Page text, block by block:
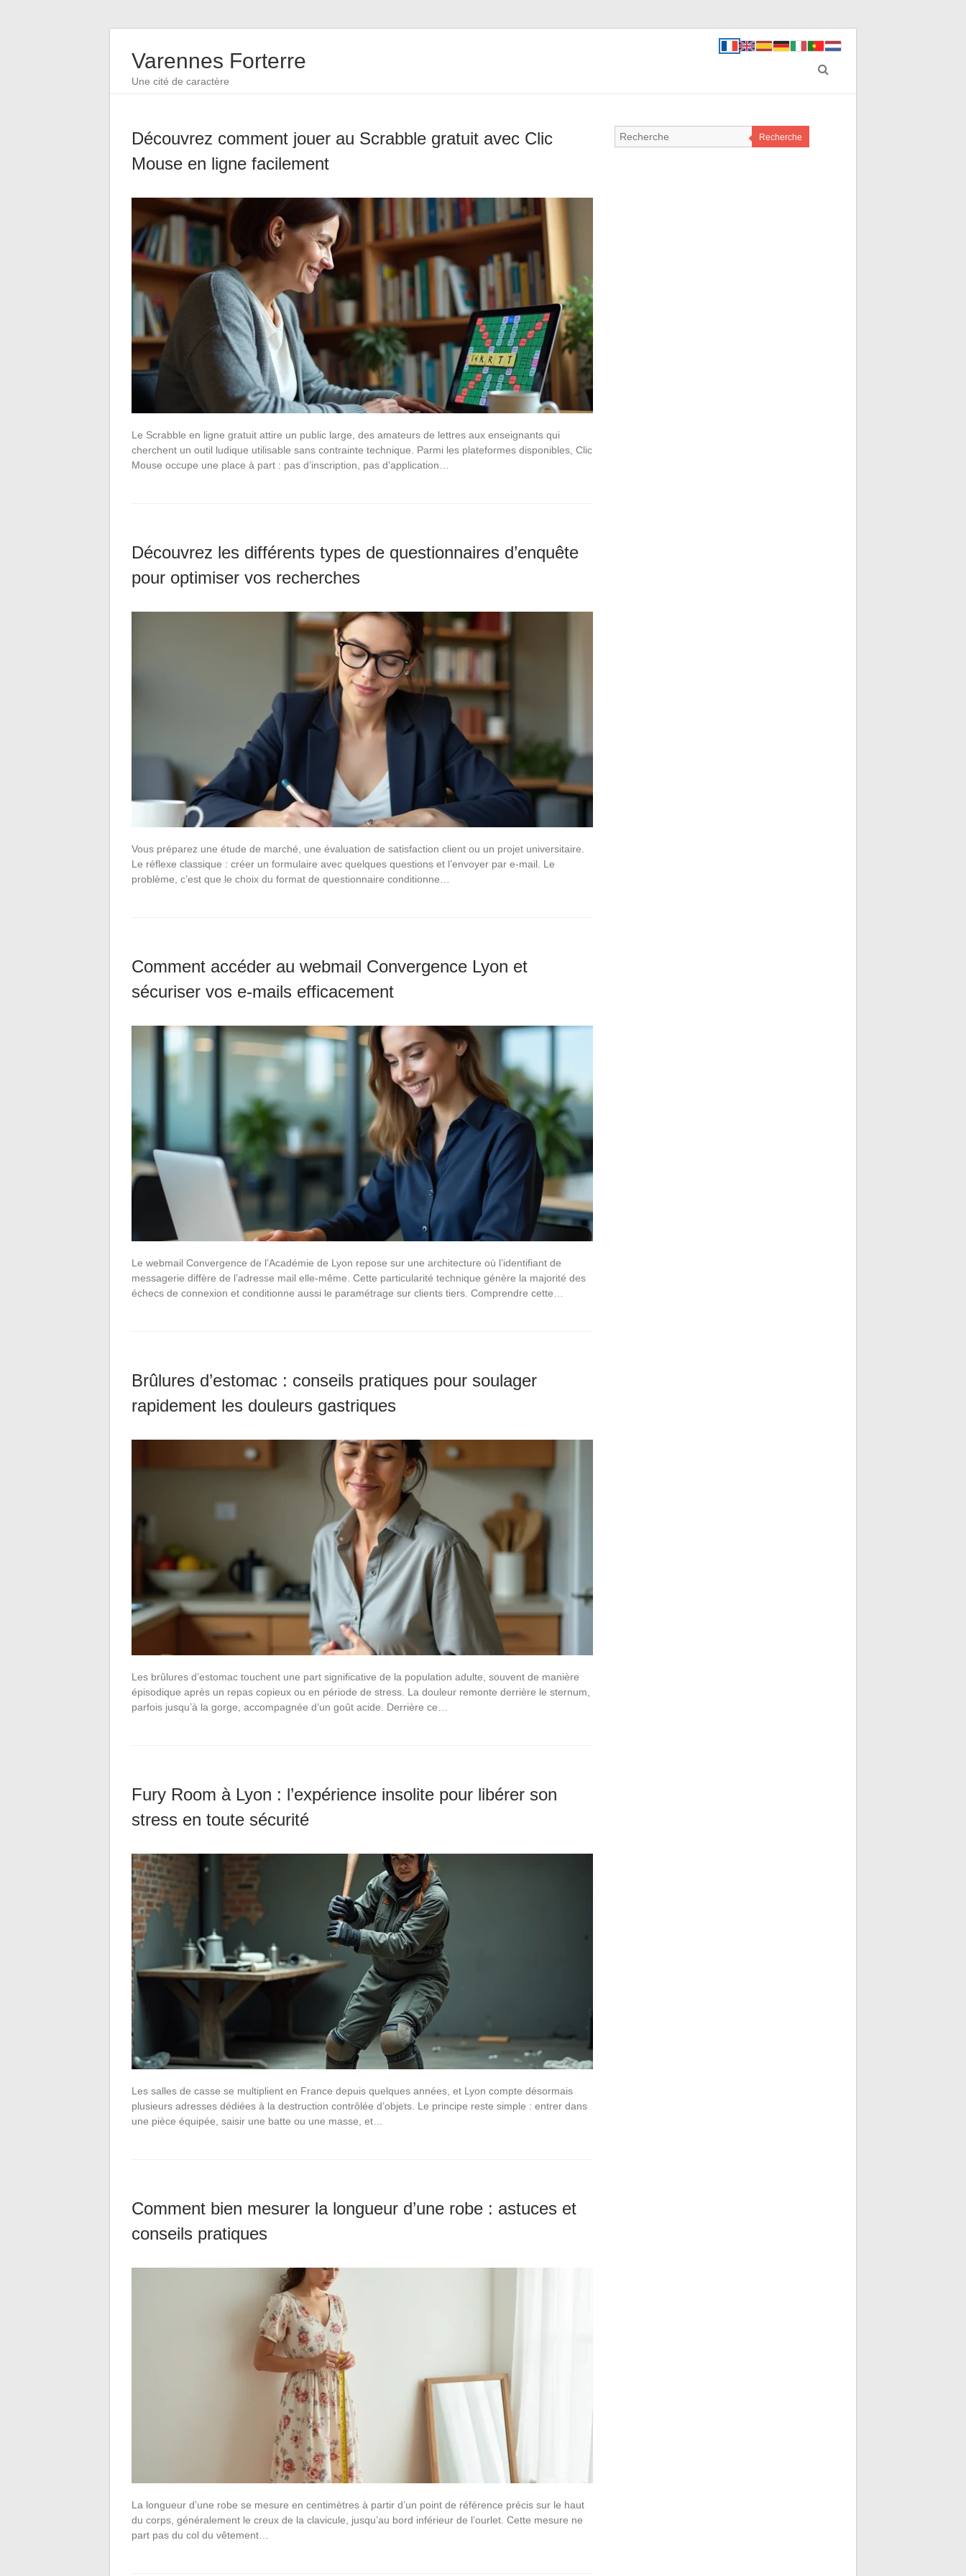
Varennes Forterre
Une cité de caractère
Découvrez comment jouer au Scrabble gratuit avec Clic
Mouse en ligne facilement
Le Scrabble en ligne gratuit attire un public large, des amateurs de lettres aux enseignants qui
cherchent un outil ludique utilisable sans contrainte technique. Parmi les plateformes disponibles, Clic
Mouse occupe une place à part : pas d’inscription, pas d’application…
Découvrez les différents types de questionnaires d’enquête
pour optimiser vos recherches
Vous préparez une étude de marché, une évaluation de satisfaction client ou un projet universitaire.
Le réflexe classique : créer un formulaire avec quelques questions et l’envoyer par e-mail. Le
problème, c’est que le choix du format de questionnaire conditionne…
Comment accéder au webmail Convergence Lyon et
sécuriser vos e-mails efficacement
Le webmail Convergence de l’Académie de Lyon repose sur une architecture où l’identifiant de
messagerie diffère de l’adresse mail elle-même. Cette particularité technique génère la majorité des
échecs de connexion et conditionne aussi le paramétrage sur clients tiers. Comprendre cette…
Brûlures d’estomac : conseils pratiques pour soulager
rapidement les douleurs gastriques
Les brûlures d’estomac touchent une part significative de la population adulte, souvent de manière
épisodique après un repas copieux ou en période de stress. La douleur remonte derrière le sternum,
parfois jusqu’à la gorge, accompagnée d’un goût acide. Derrière ce…
Fury Room à Lyon : l’expérience insolite pour libérer son
stress en toute sécurité
Les salles de casse se multiplient en France depuis quelques années, et Lyon compte désormais
plusieurs adresses dédiées à la destruction contrôlée d’objets. Le principe reste simple : entrer dans
une pièce équipée, saisir une batte ou une masse, et…
Comment bien mesurer la longueur d’une robe : astuces et
conseils pratiques
La longueur d’une robe se mesure en centimètres à partir d’un point de référence précis sur le haut
du corps, généralement le creux de la clavicule, jusqu’au bord inférieur de l’ourlet. Cette mesure ne
part pas du col du vêtement…
Recherche